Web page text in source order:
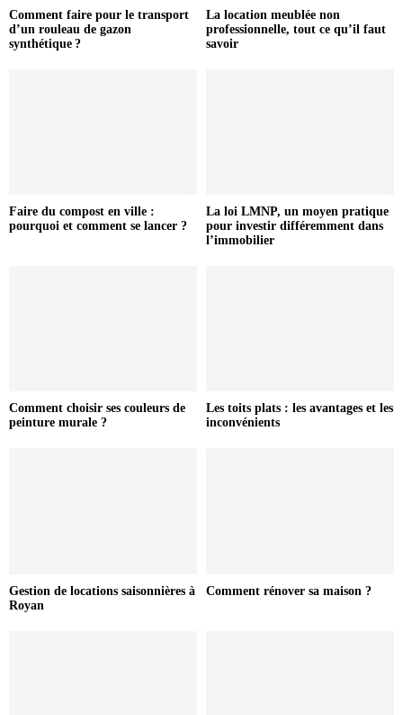
Comment faire pour le transport
d’un rouleau de gazon
synthétique ?
La location meublée non
professionnelle, tout ce qu’il faut
savoir
Faire du compost en ville :
pourquoi et comment se lancer ?
La loi LMNP, un moyen pratique
pour investir différemment dans
l’immobilier
Comment choisir ses couleurs de
peinture murale ?
Les toits plats : les avantages et les
inconvénients
Gestion de locations saisonnières à
Royan
Comment rénover sa maison ?